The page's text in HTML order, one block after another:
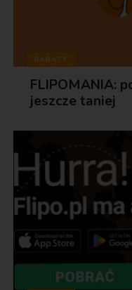
RABATY
FLIPOMANIA:
jeszcze taniej